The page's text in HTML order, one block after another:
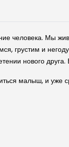
человека. Мы
грустим и
нового
малыш, и уже